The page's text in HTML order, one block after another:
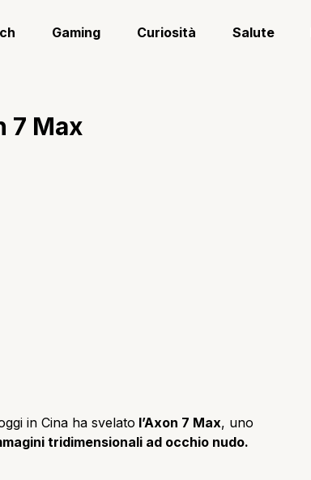
Gaming Curiosità Salute
7 Max
in Cina ha svelato l’Axon 7 Max, uno
tridimensionali ad occhio nudo.